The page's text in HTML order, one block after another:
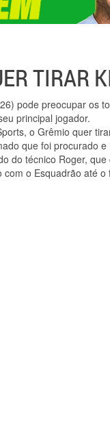
TIRAR
pode preocupar os
principal jogador.
o Grêmio quer
que foi procurado
do técnico Roger,
o Esquadrão até o